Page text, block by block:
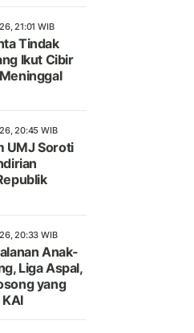
21:01 WIB
Tindak
Ikut Cibir
20:45 WIB
UMJ Soroti
20:33 WIB
Anak-
Liga Aspal,
yang